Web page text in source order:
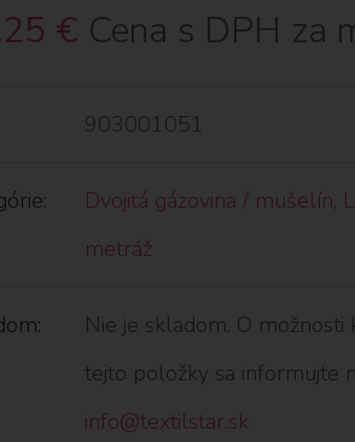
€ Cena s DPH za
903001051
Dvojitá gázovina / mušelín,
metráž
Nie je skladom. O možnosti
tejto položky sa informujte
info@textilstar.sk